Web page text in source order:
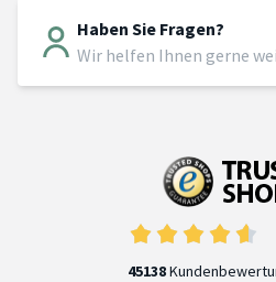
Haben Sie Fragen?
Wir helfen Ihnen gerne
45138